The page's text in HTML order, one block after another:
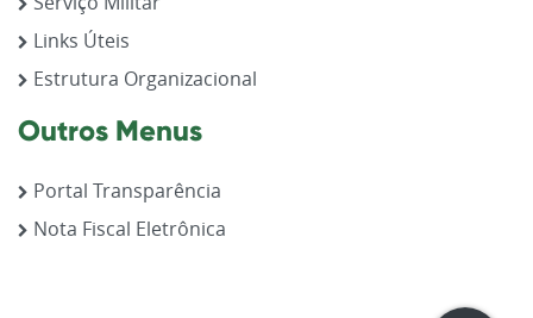
Links Úteis
Estrutura Organizacional
Outros Menus
Portal Transparência
Nota Fiscal Eletrônica